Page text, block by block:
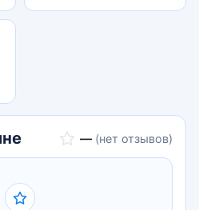
знаете, какой объект
вполне можете справитьс
— (нет отзывов)